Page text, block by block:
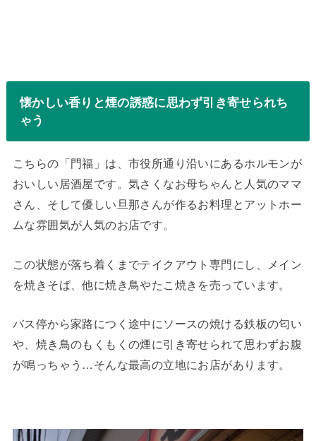
懐かしい香りと煙の誘惑に思わず引き寄せられち
ゃう
こちらの「門福」は、市役所通り沿いにあるホルモンが
おいしい居酒屋です。気さくなお母ちゃんと人気のママ
さん、そして優しい旦那さんが作るお料理とアットホー
ムな雰囲気が人気のお店です。
この状態が落ち着くまでテイクアウト専門にし、メイン
を焼きそば、他に焼き鳥やたこ焼きを売っています。
バス停から家路につく途中にソースの焼ける鉄板の匂い
や、焼き鳥のもくもくの煙に引き寄せられて思わずお腹
が鳴っちゃう…そんな最高の立地にお店があります。